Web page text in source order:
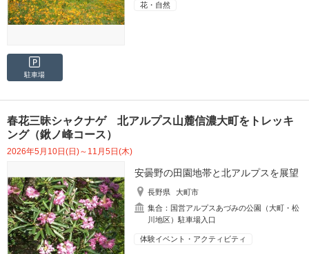
花・自然
駐車場
春花三昧シャクナゲ 北アルプス山麓信濃大町をトレッキ
ング（鍬ノ峰コース）
2026年5月10日(日)～11月5日(木)
安曇野の田園地帯と北アルプスを展望
長野県
大町市
集合：国営アルプスあづみの公園（大町・松
川地区）駐車場入口
体験イベント・アクティビティ